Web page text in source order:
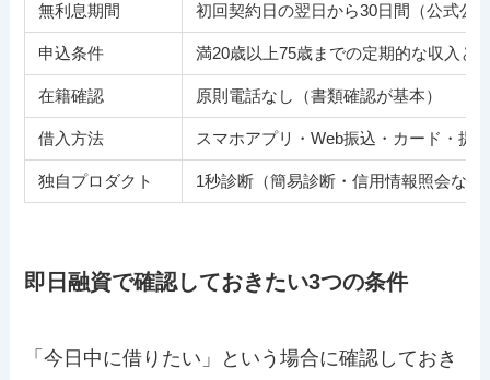
無利息期間 初回契約日の翌日から30日間（公式公
申込条件 満20歳以上75歳までの定期的な収入と
在籍確認 原則電話なし（書類確認が基本）
借入方法 スマホアプリ・Web振込・カード・提
独自プロダクト 1秒診断（簡易診断・信用情報照会な
即日融資で確認しておきたい3つの条件
「今日中に借りたい」という場合に確認しておき